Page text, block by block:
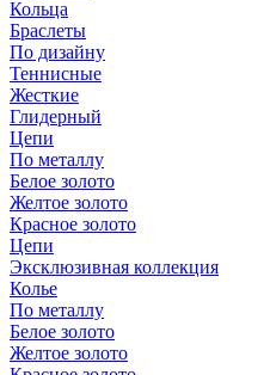
Кольца
Браслеты
По дизайну
Теннисные
Жесткие
Глидерный
Цепи
По металлу
Белое золото
Желтое золото
Красное золото
Цепи
Эксклюзивная коллекция
Колье
По металлу
Белое золото
Желтое золото